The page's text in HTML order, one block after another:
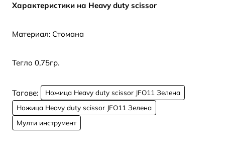
Характеристики на Heavy duty scissor
Материал: Стомана
Тегло 0,75гр.
Тагове:
Ножица Heavy duty scissor JFO11 Зелена
Ножица Heavy duty scissor JFO11 Зелена
Мулти инструмент